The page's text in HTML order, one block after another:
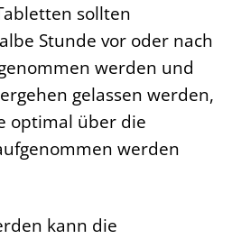
sollten
Stunde vor oder nach
werden und
gelassen werden,
optimal über die
werden
kann die